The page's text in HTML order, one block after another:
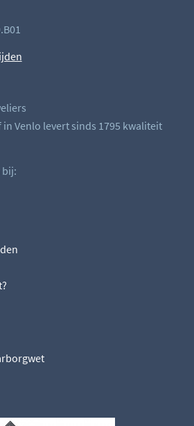
Venlo levert sinds 1795 kwaliteit
bij: